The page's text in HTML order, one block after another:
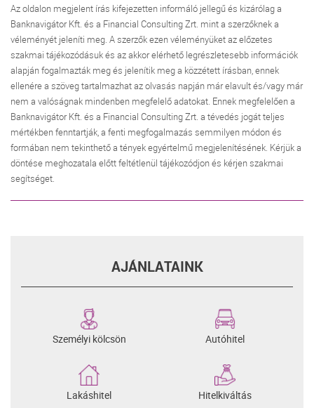
Az oldalon megjelent írás kifejezetten informáló jellegű és kizárólag a
Banknavigátor Kft. és a Financial Consulting Zrt. mint a szerzőknek a
véleményét jeleníti meg. A szerzők ezen véleményüket az előzetes
szakmai tájékozódásuk és az akkor elérhető legrészletesebb információk
alapján fogalmazták meg és jelenítik meg a közzétett írásban, ennek
ellenére a szöveg tartalmazhat az olvasás napján már elavult és/vagy már
nem a valóságnak mindenben megfelelő adatokat. Ennek megfelelően a
Banknavigátor Kft. és a Financial Consulting Zrt. a tévedés jogát teljes
mértékben fenntartják, a fenti megfogalmazás semmilyen módon és
formában nem tekinthető a tények egyértelmű megjelenítésének. Kérjük a
döntése meghozatala előtt feltétlenül tájékozódjon és kérjen szakmai
segítséget.
AJÁNLATAINK
Személyi kölcsön Autóhitel
Lakáshitel Hitelkiváltás